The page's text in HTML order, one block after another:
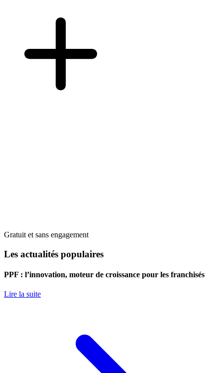
Gratuit et sans engagement
Les actualités populaires
PPF : l’innovation, moteur de croissance pour les franchisés
Lire la suite